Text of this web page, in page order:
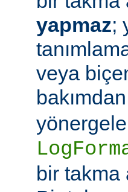
yapmaz;
veya
bir takma